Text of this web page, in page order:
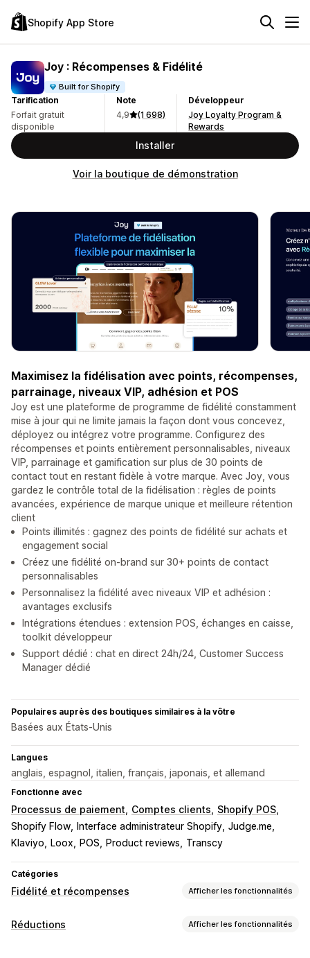
Shopify App Store
Joy : Récompenses & Fidélité
Built for Shopify
Tarification
Forfait gratuit
disponible
Note
4,9
(1 698)
Développeur
Joy Loyalty Program &
Rewards
Installer
Voir la boutique de démonstration
Maximisez la fidélisation avec points, récompenses,
parrainage, niveaux VIP, adhésion et POS
Joy est une plateforme de programme de fidélité constamment
mise à jour qui ne limite jamais la façon dont vous concevez,
déployez ou intégrez votre programme. Configurez des
récompenses et points entièrement personnalisables, niveaux
VIP, parrainage et gamification sur plus de 30 points de
contact tout en restant fidèle à votre marque. Avec Joy, vous
gardez le contrôle total de la fidélisation : règles de points
avancées, expérience de marque unique et meilleure rétention
client
Points illimités : gagnez des points de fidélité sur achats et
engagement social
Créez une fidélité on‑brand sur 30+ points de contact
personnalisables
Personnalisez la fidélité avec niveaux VIP et adhésion :
avantages exclusifs
Intégrations étendues : extension POS, échanges en caisse,
toolkit développeur
Support dédié : chat en direct 24h/24, Customer Success
Manager dédié
Populaires auprès des boutiques similaires à la vôtre
Basées aux États-Unis
Langues
anglais, espagnol, italien, français, japonais, et allemand
Fonctionne avec
Processus de paiement Comptes clients
Shopify POS
Shopify Flow
Interface administrateur Shopify Judge.me
Klaviyo
Loox POS Product reviews Transcy
Catégories
Fidélité et récompenses Afficher les fonctionnalités
Types de programmes
Réductions Afficher les fonctionnalités